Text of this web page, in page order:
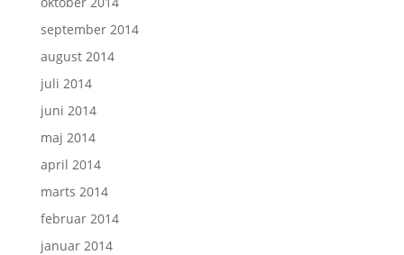
september 2014
august 2014
juli 2014
juni 2014
maj 2014
april 2014
marts 2014
februar 2014
januar 2014